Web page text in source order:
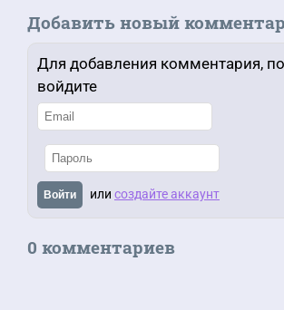
Добавить новый
Для добавления комментария,
войдите
Войти или создайте аккаунт
0 комментариев